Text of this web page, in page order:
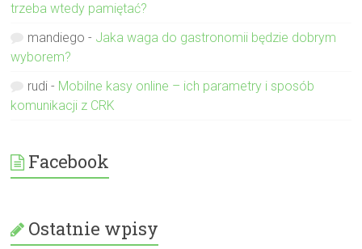
trzeba wtedy pamiętać?
mandiego - Jaka waga do gastronomii będzie dobrym
wyborem?
rudi - Mobilne kasy online – ich parametry i sposób
komunikacji z CRK
Facebook
Ostatnie wpisy